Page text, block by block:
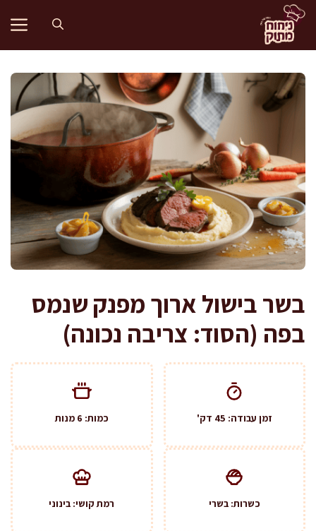
לדלג
לתוכן
בשר בישול ארוך מפנק שנמס
בפה (הסוד: צריבה נכונה)
זמן עבודה: 45 דק' כמות: 6 מנות
כשרות: בשרי רמת קושי: בינוני